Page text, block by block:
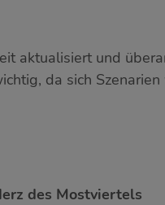
aktualisiert und
da sich
des Mostviertels